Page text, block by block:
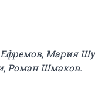
Мария
Роман Шмаков.